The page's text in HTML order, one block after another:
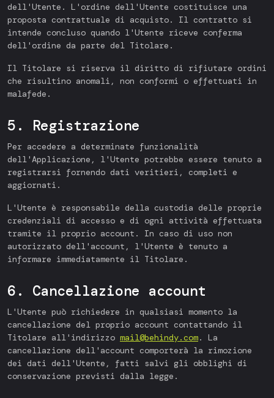
dell'Utente. L'ordine dell'Utente costituisce una
proposta contrattuale di acquisto. Il contratto si
intende concluso quando l'Utente riceve conferma
dell'ordine da parte del Titolare.
Il Titolare si riserva il diritto di rifiutare ordini
che risultino anomali, non conformi o effettuati in
malafede.
5. Registrazione
Per accedere a determinate funzionalità
dell'Applicazione, l'Utente potrebbe essere tenuto a
registrarsi fornendo dati veritieri, completi e
aggiornati.
L'Utente è responsabile della custodia delle proprie
credenziali di accesso e di ogni attività effettuata
tramite il proprio account. In caso di uso non
autorizzato dell'account, l'Utente è tenuto a
informare immediatamente il Titolare.
6. Cancellazione account
L'Utente può richiedere in qualsiasi momento la
cancellazione del proprio account contattando il
Titolare all'indirizzo mail@behindy.com. La
cancellazione dell'account comporterà la rimozione
dei dati dell'Utente, fatti salvi gli obblighi di
conservazione previsti dalla legge.